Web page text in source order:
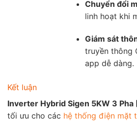
Chuyển đổi
linh hoạt khi
Giám sát
truyền thông
app dễ dàng.
Kết luận
Inverter Hybrid Sigen 5KW 3 Pha
tối ưu cho các hệ thống điện mặt